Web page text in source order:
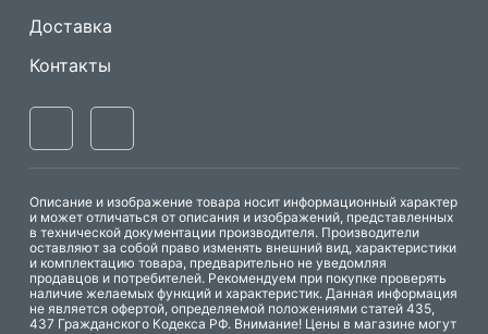
Доставка
Контакты
Описание и изображение товара носит информационный характер
и может отличаться от описания и изображений, представленных
в технической документации производителя. Производители
оставляют за собой право изменять внешний вид, характеристики
и комплектацию товара, предварительно не уведомляя
продавцов и потребителей. Рекомендуем при покупке проверять
наличие желаемых функций и характеристик. Данная информация
не является офертой, определяемой положениями статей 435,
437 Гражданского Кодекса РФ. Внимание! Цены в магазине могут